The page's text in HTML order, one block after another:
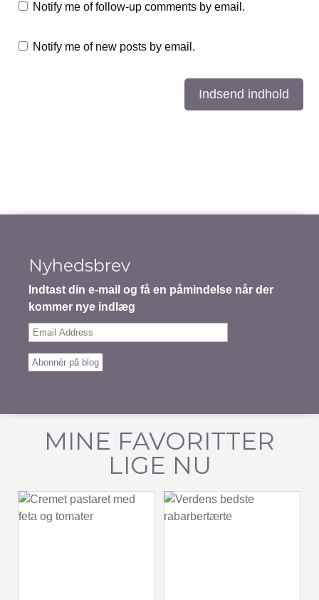
Notify me of follow-up comments by email.
Notify me of new posts by email.
Indsend indhold
Nyhedsbrev
Indtast din e-mail og få en påmindelse når der
kommer nye indlæg
Email
Abonnér på blog
MINE FAVORITTER
LIGE NU